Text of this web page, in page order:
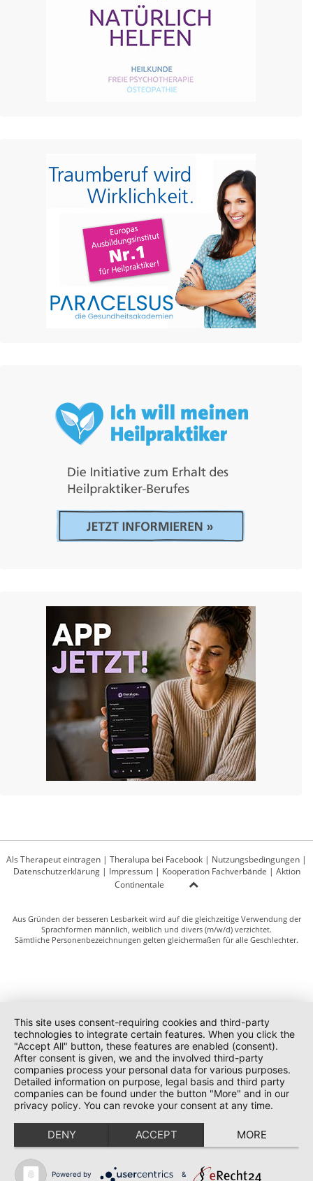
Als Therapeut eintragen | Theralupa bei Facebook | Nutzungsbedingungen |
Datenschutzerklärung| Impressum| Kooperation Fachverbände | Aktion
Continentale
Aus Gründen der besseren Lesbarkeit wird auf die gleichzeitige Verwendung der
Sprachformen männlich, weiblich und divers (m/w/d) verzichtet.
Sämtliche Personenbezeichnungen gelten gleichermaßen für alle Geschlechter.
This site uses consent-requiring cookies and third-party
technologies to integrate certain features. When you click the
"Accept All" button, these features are enabled (consent).
After consent is given, we and the involved third-party
companies process your personal data for various purposes.
Detailed information on purpose, legal basis and third party
companies can be found under the button "More" and in our
privacy policy. You can revoke your consent at any time.
DENY ACCEPT MORE
Powered by &